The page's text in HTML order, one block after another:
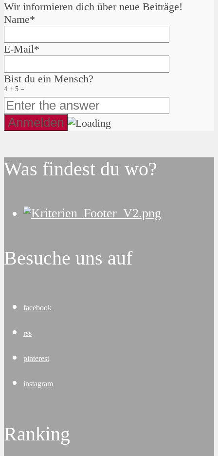
Wir informieren dich über neue Beiträge!
Name*
E-Mail*
Bist du ein Mensch?
4 + 5 =
Was findest du wo?
Besuche uns auf
facebook
rss
pinterest
instagram
Ranking